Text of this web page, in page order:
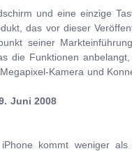
und eine einzige
das vor dieser
seiner
die Funktionen
Kamera und
Juni 2008
kommt weniger